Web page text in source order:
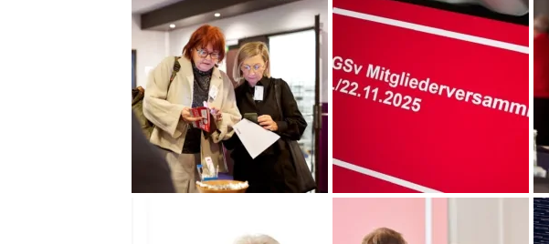
DGSv_MV_2025_Foto_Nicolas_Wefers_139__